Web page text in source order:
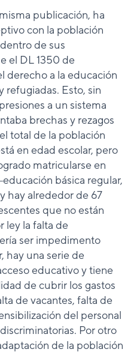
publicación, ha
con la población
de sus
el DL 1350 de
derecho a la educación
refugiadas. Esto, sin
a un sistema
brechas y rezagos
total de la población
en edad escolar, pero
matricularse en
básica regular,
hay alrededor de 67
que no están
ley la falta de
ser impedimento
hay una serie de
educativo y tiene
de cubrir los gastos
de vacantes, falta de
del personal
Por otro
de la población